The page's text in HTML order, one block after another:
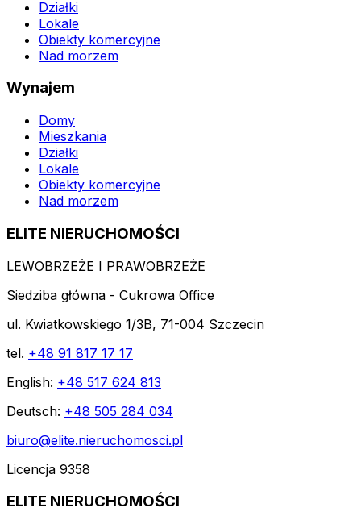
Działki
Lokale
Obiekty komercyjne
Nad morzem
Wynajem
Domy
Mieszkania
Działki
Lokale
Obiekty komercyjne
Nad morzem
ELITE NIERUCHOMOŚCI
LEWOBRZEŻE I PRAWOBRZEŻE
Siedziba główna - Cukrowa Office
ul. Kwiatkowskiego 1/3B, 71-004 Szczecin
tel. +48 91 817 17 17
English: +48 517 624 813
Deutsch: +48 505 284 034
biuro@elite.nieruchomosci.pl
Licencja 9358
ELITE NIERUCHOMOŚCI